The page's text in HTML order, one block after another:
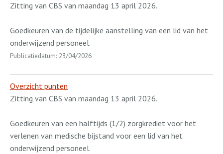
Zitting van CBS van maandag 13 april 2026.
Goedkeuren van de tijdelijke aanstelling van een lid van het
onderwijzend personeel.
Publicatiedatum: 23/04/2026
Overzicht punten
Zitting van CBS van maandag 13 april 2026.
Goedkeuren van een halftijds (1/2) zorgkrediet voor het
verlenen van medische bijstand voor een lid van het
onderwijzend personeel.